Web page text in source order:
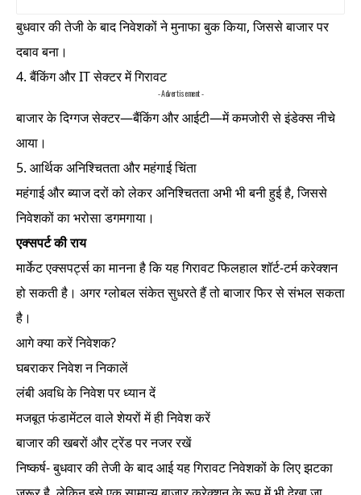
बुधवार की तेजी के बाद निवेशकों ने मुनाफा बुक किया, जिससे बाजार पर
दबाव बना।
4. बैंकिंग और IT सेक्टर में गिरावट
- Advertisement -
बाजार के दिग्गज सेक्टर—बैंकिंग और आईटी—में कमजोरी से इंडेक्स नीचे
आया।
5. आर्थिक अनिश्चितता और महंगाई चिंता
महंगाई और ब्याज दरों को लेकर अनिश्चितता अभी भी बनी हुई है, जिससे
निवेशकों का भरोसा डगमगाया।
एक्सपर्ट की राय
मार्केट एक्सपर्ट्स का मानना है कि यह गिरावट फिलहाल शॉर्ट-टर्म करेक्शन
हो सकती है। अगर ग्लोबल संकेत सुधरते हैं तो बाजार फिर से संभल सकता
है।
आगे क्या करें निवेशक?
घबराकर निवेश न निकालें
लंबी अवधि के निवेश पर ध्यान दें
मजबूत फंडामेंटल वाले शेयरों में ही निवेश करें
बाजार की खबरों और ट्रेंड पर नजर रखें
निष्कर्ष- बुधवार की तेजी के बाद आई यह गिरावट निवेशकों के लिए झटका